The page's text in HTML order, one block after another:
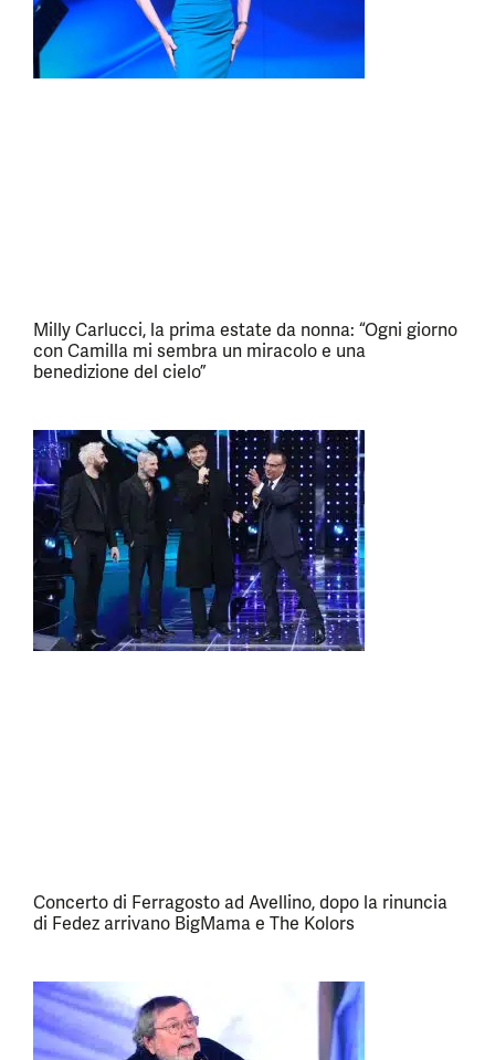
Milly Carlucci, la prima estate da nonna: “Ogni giorno
con Camilla mi sembra un miracolo e una
benedizione del cielo”
Concerto di Ferragosto ad Avellino, dopo la rinuncia
di Fedez arrivano BigMama e The Kolors